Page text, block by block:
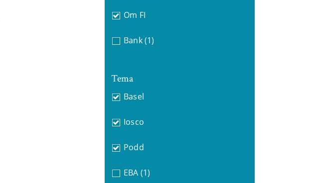
Om FI
Bank (1)
Tema
Basel
Iosco
Podd
EBA (1)